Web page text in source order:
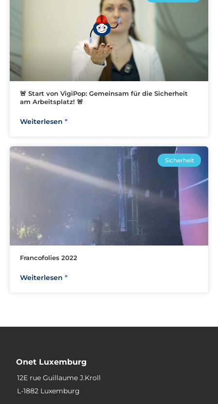
🚨 Start von VigiPop: Gemeinsam für die Sicherheit
am Arbeitsplatz! 🚨
Weiterlesen "
Sicherheit
Francofolies 2022
Weiterlesen "
Onet Luxemburg
12E rue Guillaume J.Kroll
L-1882 Luxemburg